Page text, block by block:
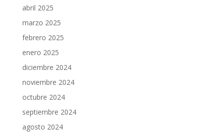
abril 2025
marzo 2025
febrero 2025
enero 2025
diciembre 2024
noviembre 2024
octubre 2024
septiembre 2024
agosto 2024